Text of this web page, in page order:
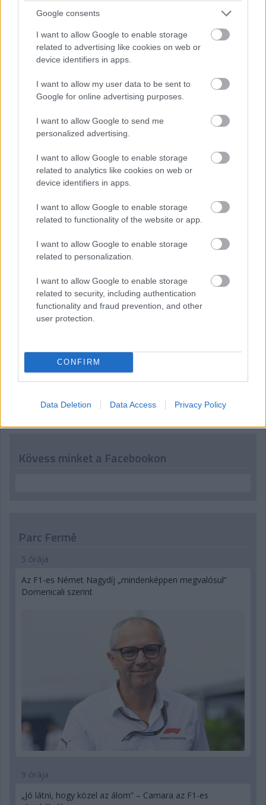
Google consents
I want to allow Google to enable storage
related to advertising like cookies on web or
device identifiers in apps.
I want to allow my user data to be sent to
Google for online advertising purposes.
I want to allow Google to send me
personalized advertising.
I want to allow Google to enable storage
related to analytics like cookies on web or
device identifiers in apps.
I want to allow Google to enable storage
related to functionality of the website or app.
I want to allow Google to enable storage
related to personalization.
I want to allow Google to enable storage
related to security, including authentication
functionality and fraud prevention, and other
user protection.
CONFIRM
Data Deletion Data Access Privacy Policy
időmérő eredményét és a rajtrácsot aligha fogja befolyásolni
egy ilyen vétség.
A kvalifikáció szempontjából egyedüli, legalább részben
támpontnak tekinthető harmadik szabadedzésen Max
megelőzve a Ferrari duóját. Összefoglaló és eredménylista
Kezdjük az időjárással: az előrejelzések alapján a harmadik
edzéshez hasonlóan nem várható eső - ugyanez viszont nem
mondható el a vasárnapi futamról, a legfrissebb jóslatok
esélye holnap Suzukában.
Köszöntjük ismét - vagy a most ébredőket először - az
olvasókat, tíz perc múlva jön az F1-es Japán Nagydíj időmérő
edzése, kövessétek velünk!
Hallgasd meg a Formula Podcast
legfrissebb adását!
Kövess minket a Facebookon
Parc Fermé
5 órája
Az F1-es Német Nagydíj „mindenképpen megvalósul”
Domenicali szerint
9 órája
„Jó látni, hogy közel az álom” – Camara az F1-es